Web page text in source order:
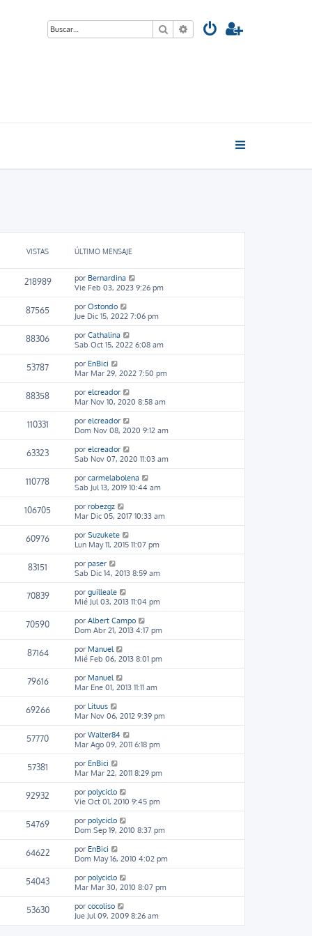
Buscar Búsqueda avanzada
VISTAS ÚLTIMO MENSAJE
218989 por Bernardina
Vie Feb 03, 2023 9:26 pm
87565 por Ostondo
Jue Dic 15, 2022 7:06 pm
88306 por Cathalina
Sab Oct 15, 2022 6:08 am
53787 por EnBici
Mar Mar 29, 2022 7:50 pm
88358 por elcreador
Mar Nov 10, 2020 8:58 am
110331 por elcreador
Dom Nov 08, 2020 9:12 am
63323 por elcreador
Sab Nov 07, 2020 11:03 am
110778 por carmelabolena
Sab Jul 13, 2019 10:44 am
106705 por robezgz
Mar Dic 05, 2017 10:33 am
60976 por Suzukete
Lun May 11, 2015 11:07 pm
83151 por paser
Sab Dic 14, 2013 8:59 am
70839 por guilleale
Mié Jul 03, 2013 11:04 pm
70590 por Albert Campo
Dom Abr 21, 2013 4:17 pm
87164 por Manuel
Mié Feb 06, 2013 8:01 pm
79616 por Manuel
Mar Ene 01, 2013 11:11 am
69266 por Lituus
Mar Nov 06, 2012 9:39 pm
57770 por Walter84
Mar Ago 09, 2011 6:18 pm
57381 por EnBici
Mar Mar 22, 2011 8:29 pm
92932 por polyciclo
Vie Oct 01, 2010 9:45 pm
54769 por polyciclo
Dom Sep 19, 2010 8:37 pm
64622 por EnBici
Dom May 16, 2010 4:02 pm
54043 por polyciclo
Mar Mar 30, 2010 8:07 pm
53630 por cocoliso
Jue Jul 09, 2009 8:26 am